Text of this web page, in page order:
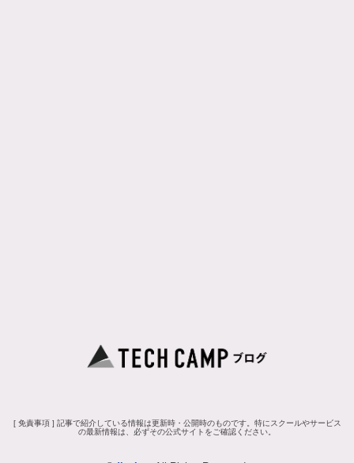
[ 免責事項 ] 記事で紹介している情報は更新時・公開時のものです。特にスクールやサービス
の最新情報は、必ずその公式サイトをご確認ください。